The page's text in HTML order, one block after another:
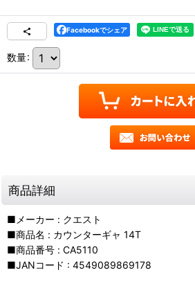
Facebookでシェア
数量:
商品詳細
■メーカー : クエスト
■商品名 : カウンターギャ 14T
■商品番号 : CA5110
■JANコード : 4549089869178